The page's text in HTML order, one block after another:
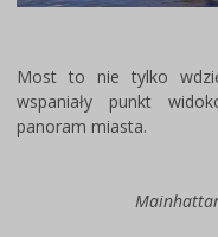
Most to nie tylko
wspaniały punkt
panoram miasta.